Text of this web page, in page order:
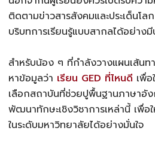
ติดตามข่าวสารสังคมและประเด็นโ
บริบทการเรียนรู้แบบสากลได้อย่าง
สำหรับน้อง ๆ ที่กำลังวางแผนเส้นท
หาข้อมูลว่า เรียน GED ที่ไหนดี เพื่
เลือกสถาบันที่ช่วยปูพื้นฐานภาษาอั
พัฒนาทักษะเชิงวิชาการเหล่านี้ เพื่
ในระดับมหาวิทยาลัยได้อย่างมั่นใจ